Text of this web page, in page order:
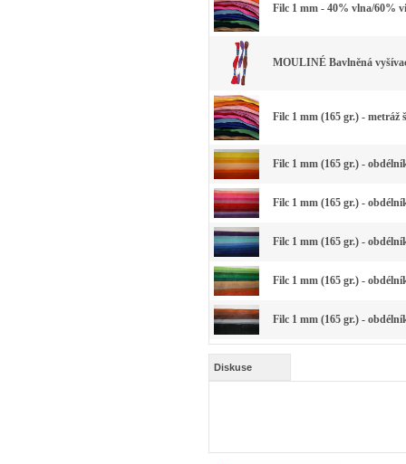
Filc 1 mm - 40% vlna/60%
MOULINÉ Bavlněná
Filc 1 mm (165 gr.) - metráž
Filc 1 mm (165 gr.) -
Filc 1 mm (165 gr.) -
Filc 1 mm (165 gr.) -
Filc 1 mm (165 gr.) -
Filc 1 mm (165 gr.) -
Diskuse